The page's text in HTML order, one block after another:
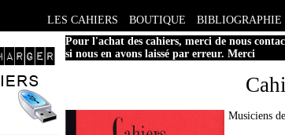
LES CAHIERS BOUTIQUE BIBLIOGRAPHIE
Pour l'achat des cahiers, merci de nous
si nous en avons laissé par erreur. Merci
Musiciens